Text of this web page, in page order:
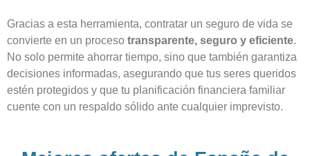
Gracias a esta herramienta, contratar un seguro de vida se
convierte en un proceso transparente, seguro y eficiente.
No solo permite ahorrar tiempo, sino que también garantiza
decisiones informadas, asegurando que tus seres queridos
estén protegidos y que tu planificación financiera familiar
cuente con un respaldo sólido ante cualquier imprevisto.